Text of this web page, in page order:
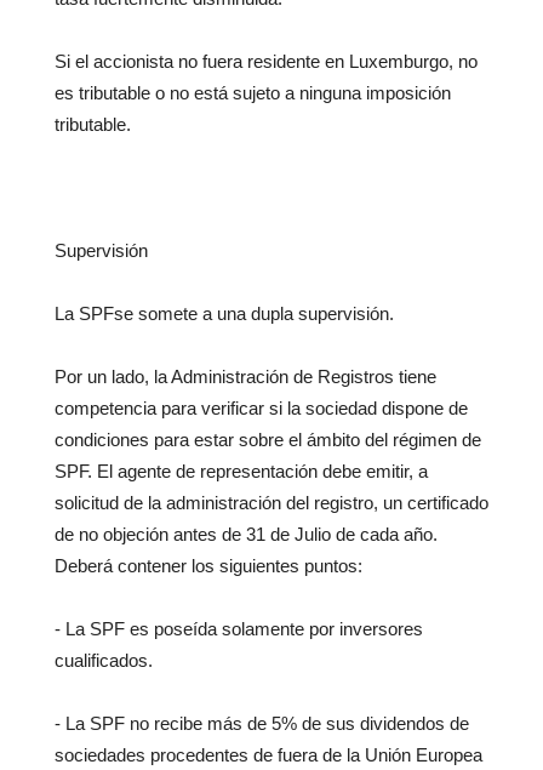
Si el accionista no fuera residente en Luxemburgo, no
es tributable o no está sujeto a ninguna imposición
tributable.
Supervisión
La SPFse somete a una dupla supervisión.
Por un lado, la Administración de Registros tiene
competencia para verificar si la sociedad dispone de
condiciones para estar sobre el ámbito del régimen de
SPF. El agente de representación debe emitir, a
solicitud de la administración del registro, un certificado
de no objeción antes de 31 de Julio de cada año.
Deberá contener los siguientes puntos:
- La SPF es poseída solamente por inversores
cualificados.
- La SPF no recibe más de 5% de sus dividendos de
sociedades procedentes de fuera de la Unión Europea